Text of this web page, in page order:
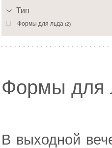
Тип
Формы для льда (2)
Формы для
В выходной